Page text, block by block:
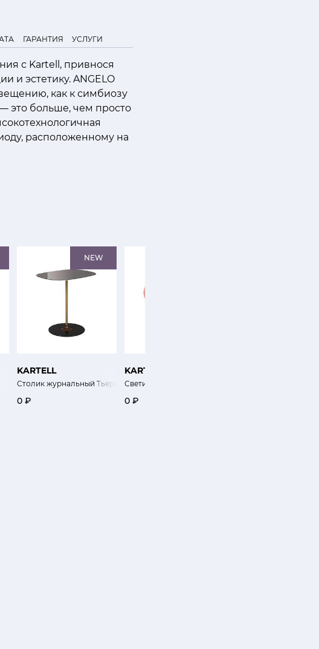
ГАРАНТИЯ УСЛУГИ
с Kartell, привнося
и эстетику. ANGELO
как к симбиозу
— это больше, чем просто
расположенному на
NEW
KARTELL
Столик журнальный Тьерри 33х50хh50 см
0 ₽
KARTELL
Светильник Тереза
0 ₽